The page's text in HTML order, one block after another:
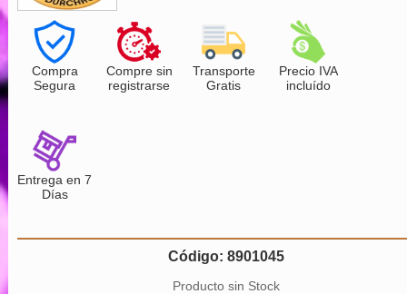
Compra
Segura
Compre sin
registrarse
Transporte
Gratis
Precio IVA
incluído
Entrega en 7
Días
Código: 8901045
Producto sin Stock